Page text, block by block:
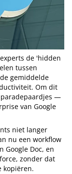
de 'hidden
tussen
gemiddelde
Om dit
—
van Google
niet langer
nu een workflow
Google Doc, en
zonder dat
kopiëren.